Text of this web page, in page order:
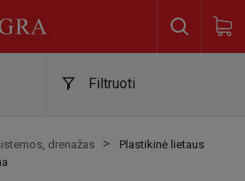
Filtruoti
drenažas
Plastikinė lietaus